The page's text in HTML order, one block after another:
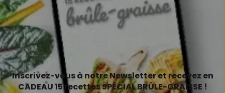
Inscrivez-vous à notre Newsletter et recevez en
CADEAU 15 recettes SPÉCIAL BRÛLE-GRAISSE !